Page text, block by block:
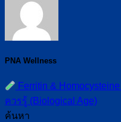
PNA Wellness
Ferritin &
ควรรู้ (Biological Age)
ค้นหา